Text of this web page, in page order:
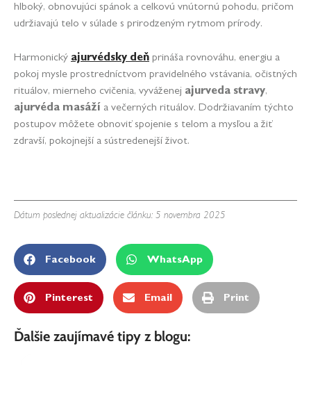
hlboký, obnovujúci spánok a celkovú vnútornú pohodu, pričom
udržiavajú telo v súlade s prirodzeným rytmom prírody.
Harmonický ajurvédsky deň prináša rovnováhu, energiu a
pokoj mysle prostredníctvom pravidelného vstávania, očistných
rituálov, mierneho cvičenia, vyváženej ajurveda stravy,
ajurvéda masáží a večerných rituálov. Dodržiavaním týchto
postupov môžete obnoviť spojenie s telom a mysľou a žiť
zdravší, pokojnejší a sústredenejší život.
Dátum poslednej aktualizácie článku: 5 novembra 2025
Facebook WhatsApp
Pinterest Email Print
Ďalšie zaujímavé tipy z blogu: